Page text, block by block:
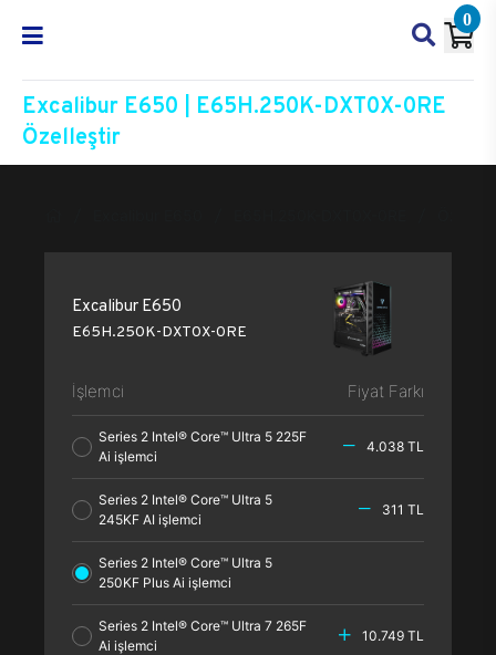
0
Excalibur E650 | E65H.250K-DXT0X-0RE
Özelleştir
Excalibur E650
E65H.250K-DXT0X-0RE
İşlemci Fiyat Farkı
Series 2 Intel® Core™ Ultra 5 225F
Ai işlemci
4.038 TL
Series 2 Intel® Core™ Ultra 5
245KF AI işlemci
311 TL
Series 2 Intel® Core™ Ultra 5
250KF Plus Ai işlemci
Series 2 Intel® Core™ Ultra 7 265F
Ai işlemci
10.749 TL